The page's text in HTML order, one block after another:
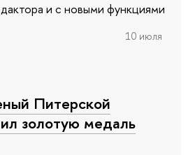
и с новыми функциями
10 июля
Питерской
золотую медаль